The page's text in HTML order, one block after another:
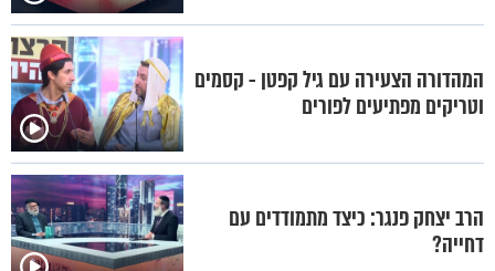
המהדורה הצעירה עם גיל קפטן - קסמים
וטריקים מפתיעים לפורים
הרב יצחק פנגר: כיצד מתמודדים עם
דחייה?